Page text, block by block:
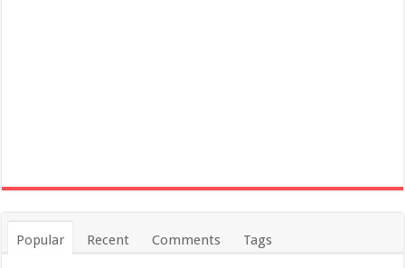
Popular Recent Comments Tags